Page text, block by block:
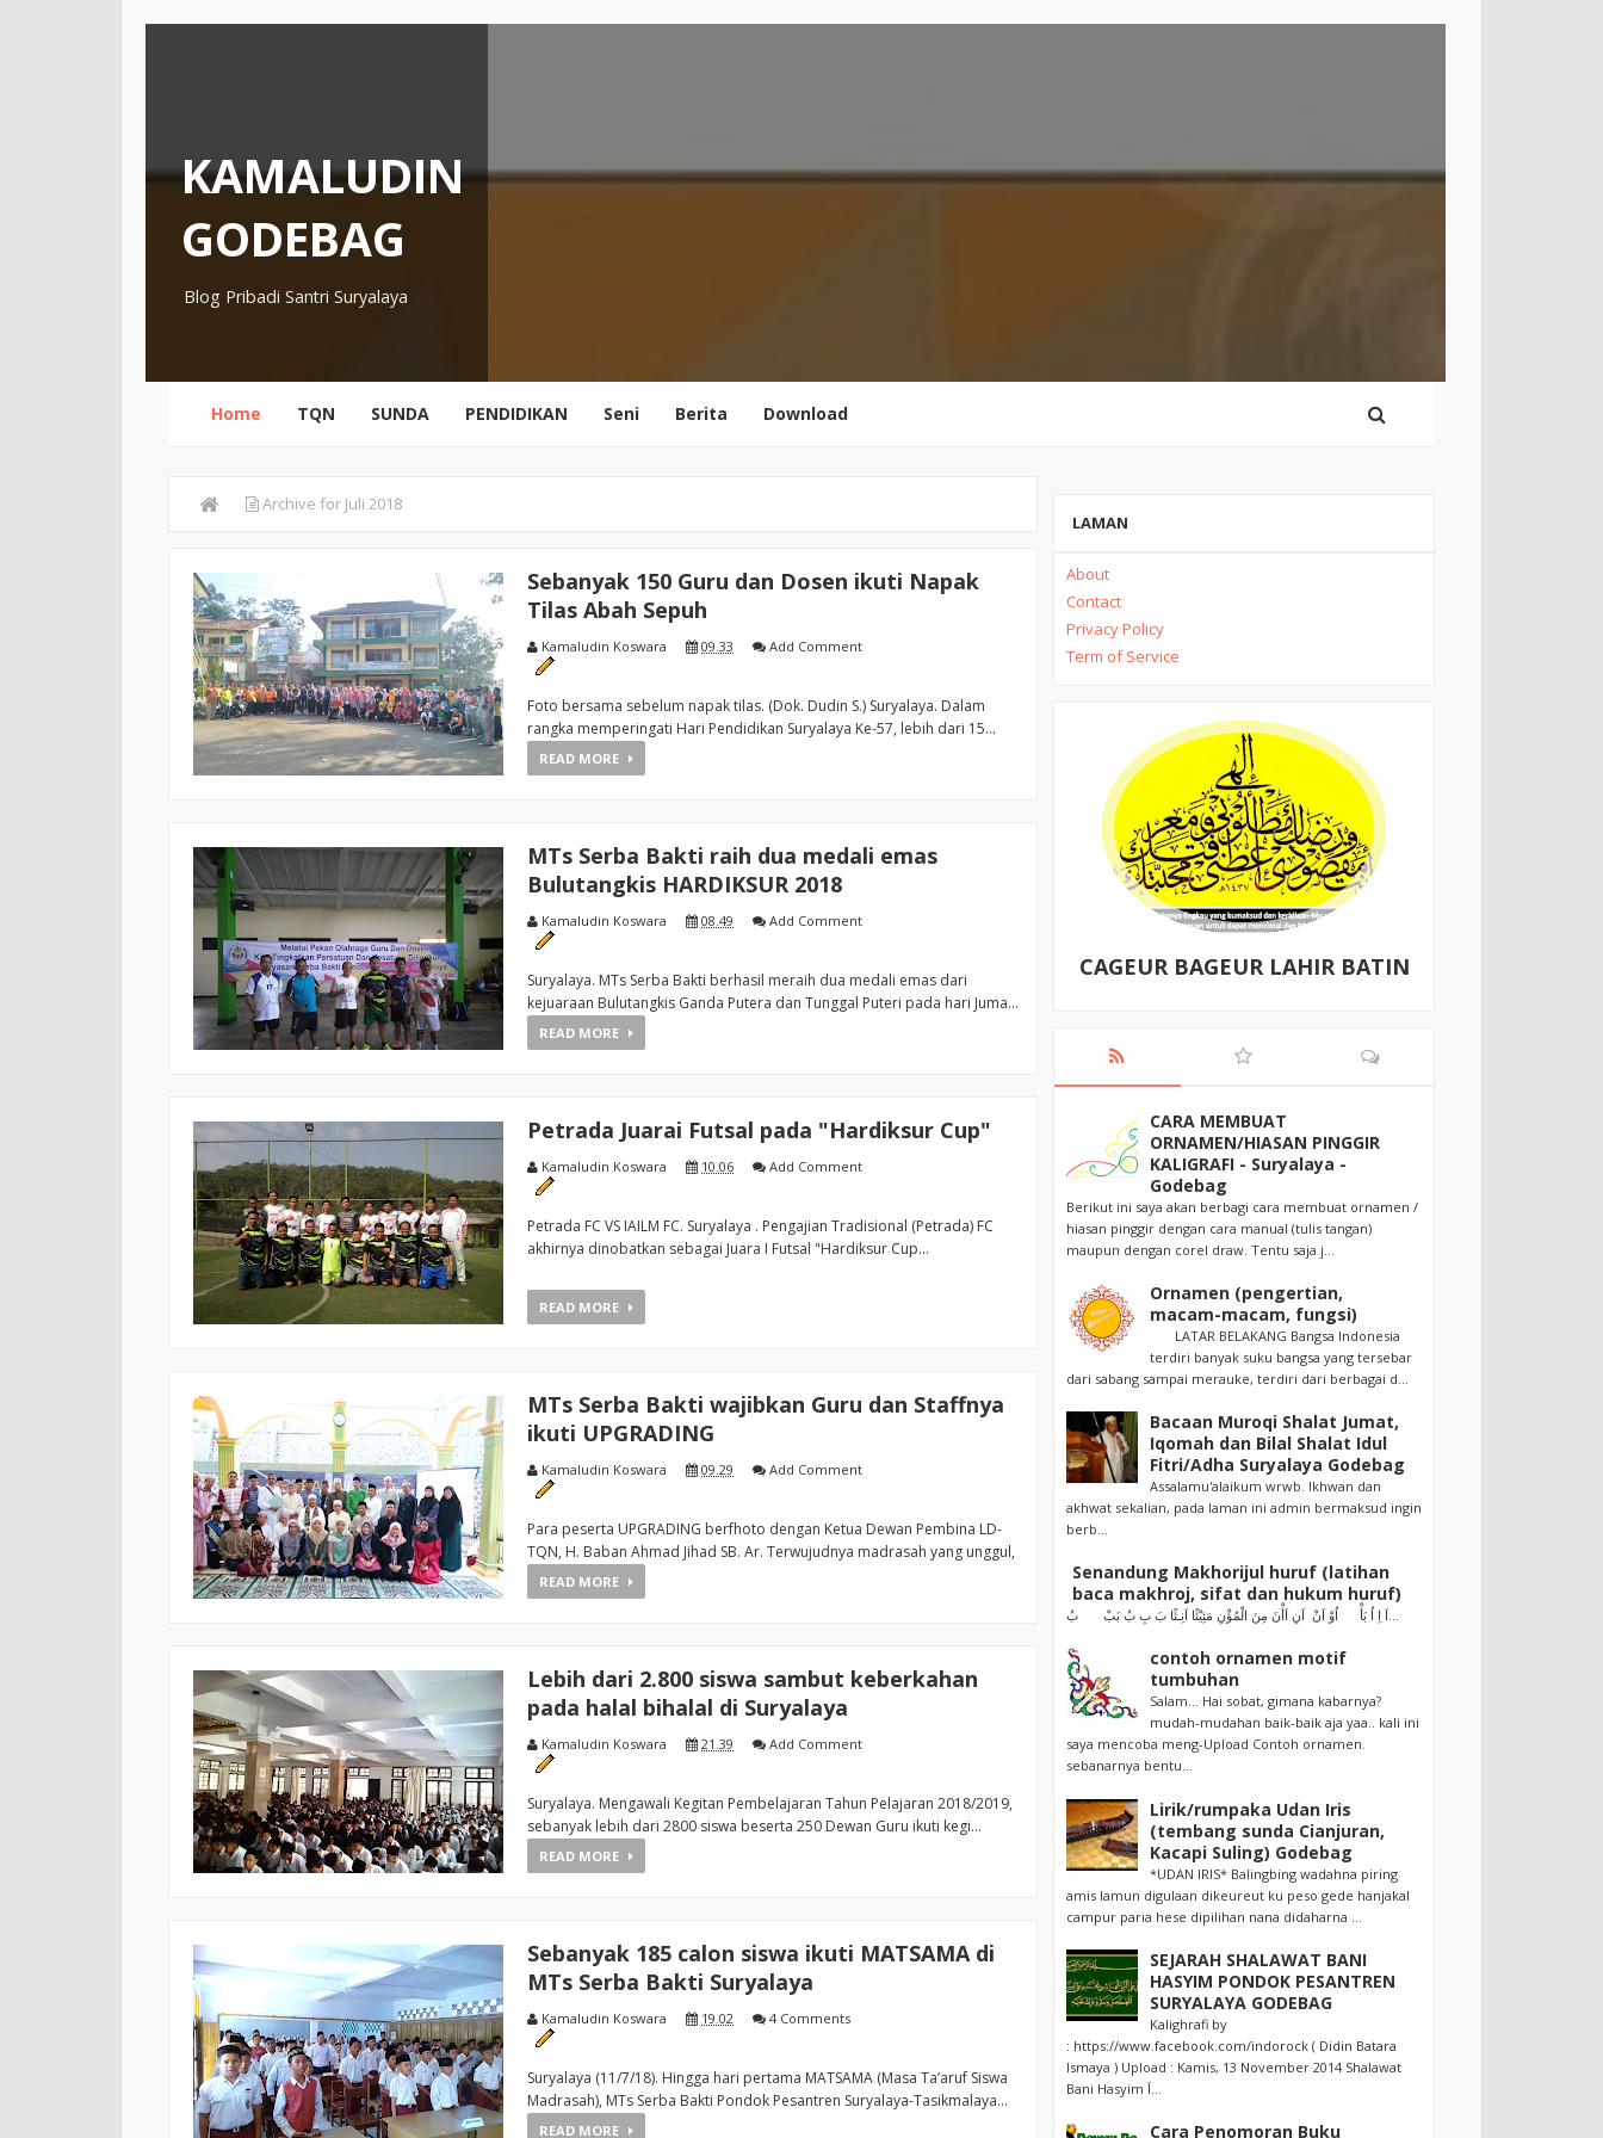
KAMALUDIN
GODEBAG
Blog Pribadi Santri Suryalaya
Home TQN SUNDA PENDIDIKAN Seni Berita Download
Archive for Juli 2018
Sebanyak 150 Guru dan Dosen ikuti Napak
Tilas Abah Sepuh
Kamaludin Koswara 09.33 Add Comment
Foto bersama sebelum napak tilas. (Dok. Dudin S.) Suryalaya. Dalam
rangka memperingati Hari Pendidikan Suryalaya Ke-57, lebih dari 15...
READ MORE
MTs Serba Bakti raih dua medali emas
Bulutangkis HARDIKSUR 2018
Kamaludin Koswara 08.49 Add Comment
Suryalaya. MTs Serba Bakti berhasil meraih dua medali emas dari
kejuaraan Bulutangkis Ganda Putera dan Tunggal Puteri pada hari Juma...
READ MORE
Petrada Juarai Futsal pada "Hardiksur Cup"
Kamaludin Koswara 10.06 Add Comment
Petrada FC VS IAILM FC. Suryalaya . Pengajian Tradisional (Petrada) FC
akhirnya dinobatkan sebagai Juara I Futsal "Hardiksur Cup...
READ MORE
MTs Serba Bakti wajibkan Guru dan Staffnya
ikuti UPGRADING
Kamaludin Koswara 09.29 Add Comment
Para peserta UPGRADING berfhoto dengan Ketua Dewan Pembina LD-
TQN, H. Baban Ahmad Jihad SB. Ar. Terwujudnya madrasah yang unggul,
komp...
READ MORE
Lebih dari 2.800 siswa sambut keberkahan
pada halal bihalal di Suryalaya
Kamaludin Koswara 21.39 Add Comment
Suryalaya. Mengawali Kegitan Pembelajaran Tahun Pelajaran 2018/2019,
sebanyak lebih dari 2800 siswa beserta 250 Dewan Guru ikuti kegi...
READ MORE
Sebanyak 185 calon siswa ikuti MATSAMA di
MTs Serba Bakti Suryalaya
Kamaludin Koswara 19.02 4 Comments
Suryalaya (11/7/18). Hingga hari pertama MATSAMA (Masa Ta’aruf Siswa
Madrasah), MTs Serba Bakti Pondok Pesantren Suryalaya-Tasikmalaya...
READ MORE
LAMAN
About
Contact
Privacy Policy
Term of Service
CAGEUR BAGEUR LAHIR BATIN
CARA MEMBUAT
ORNAMEN/HIASAN PINGGIR
KALIGRAFI - Suryalaya -
Godebag
Berikut ini saya akan berbagi cara membuat ornamen /
hiasan pinggir dengan cara manual (tulis tangan)
maupun dengan corel draw. Tentu saja j...
Ornamen (pengertian,
macam-macam, fungsi)
LATAR BELAKANG Bangsa Indonesia
terdiri banyak suku bangsa yang tersebar
dari sabang sampai merauke, terdiri dari berbagai d...
Bacaan Muroqi Shalat Jumat,
Iqomah dan Bilal Shalat Idul
Fitri/Adha Suryalaya Godebag
Assalamu'alaikum wrwb. Ikhwan dan
akhwat sekalian, pada laman ini admin bermaksud ingin
berb...
Senandung Makhorijul huruf (latihan
baca makhroj, sifat dan hukum huruf)
اَ اِ اُ بَأْ اُوْ اَنْ اَنِ اَأْنَ مِنَ الْمُؤْنِ مَئِيْئًا اَنِـئًا بَ بِ بُ بَبْ بُ...
contoh ornamen motif
tumbuhan
Salam... Hai sobat, gimana kabarnya?
mudah-mudahan baik-baik aja yaa.. kali ini
saya mencoba meng-Upload Contoh ornamen.
sebanarnya bentu...
Lirik/rumpaka Udan Iris
(tembang sunda Cianjuran,
Kacapi Suling) Godebag
*UDAN IRIS* Balingbing wadahna piring
amis lamun digulaan dikeureut ku peso gede hanjakal
campur paria hese dipilihan nana didaharna ...
SEJARAH SHALAWAT BANI
HASYIM PONDOK PESANTREN
SURYALAYA GODEBAG
Kalighrafi by
: https://www.facebook.com/indorock ( Didin Batara
Ismaya ) Upload : Kamis, 13 November 2014 Shalawat
Bani Hasyim اَ...
Cara Penomoran Buku